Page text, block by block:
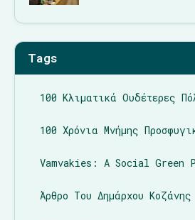
Tags
100 Κλιματικά Ουδέτερες
100 Χρόνια Μνήμης
Vamvakies: A Social Green
Άρθρο Του Δημάρχου Κοζάνης